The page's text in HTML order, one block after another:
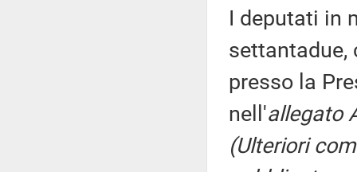
I deputati in
settantadue,
presso la
nell'allegato
(Ulteriori